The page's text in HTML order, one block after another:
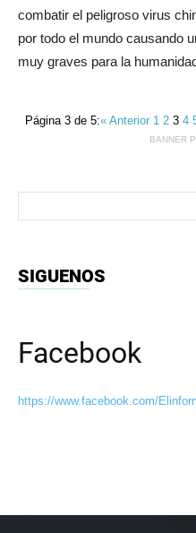
combatir el peligroso virus
por todo el mundo causando
muy graves para la
Página 3 de 5:« Anterior 123 4
BANNER
SIGUENOS
Facebook
https://www.facebook.com/